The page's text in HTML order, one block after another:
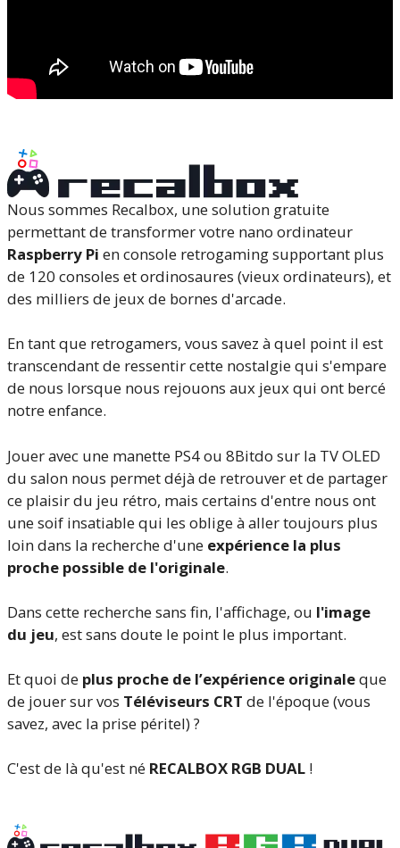
Nous sommes Recalbox, une solution gratuite
permettant de transformer votre nano ordinateur
Raspberry Pi en console retrogaming supportant plus
de 120 consoles et ordinosaures (vieux ordinateurs), et
des milliers de jeux de bornes d'arcade.
En tant que retrogamers, vous savez à quel point il est
transcendant de ressentir cette nostalgie qui s'empare
de nous lorsque nous rejouons aux jeux qui ont bercé
notre enfance.
Jouer avec une manette PS4 ou 8Bitdo sur la TV OLED
du salon nous permet déjà de retrouver et de partager
ce plaisir du jeu rétro, mais certains d'entre nous ont
une soif insatiable qui les oblige à aller toujours plus
loin dans la recherche d'une expérience la plus
proche possible de l'originale.
Dans cette recherche sans fin, l'affichage, ou l'image
du jeu, est sans doute le point le plus important.
Et quoi de plus proche de l’expérience originaleque
de jouer sur vos Téléviseurs CRT de l'époque (vous
savez, avec la prise péritel) ?
C'est de là qu'est né RECALBOX RGB DUAL !